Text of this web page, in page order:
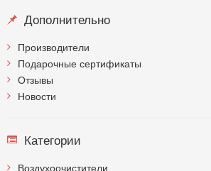
Дополнительно
Производители
Подарочные сертификаты
Отзывы
Новости
Категории
Воздухоочистители